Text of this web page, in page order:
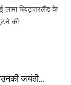
लामा स्विट्जरलैंड के
की...
उनकी जयंती...